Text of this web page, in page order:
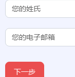
Subdomain)
下一步